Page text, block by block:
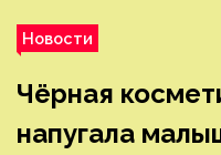
Новости
Чёрная
напугала